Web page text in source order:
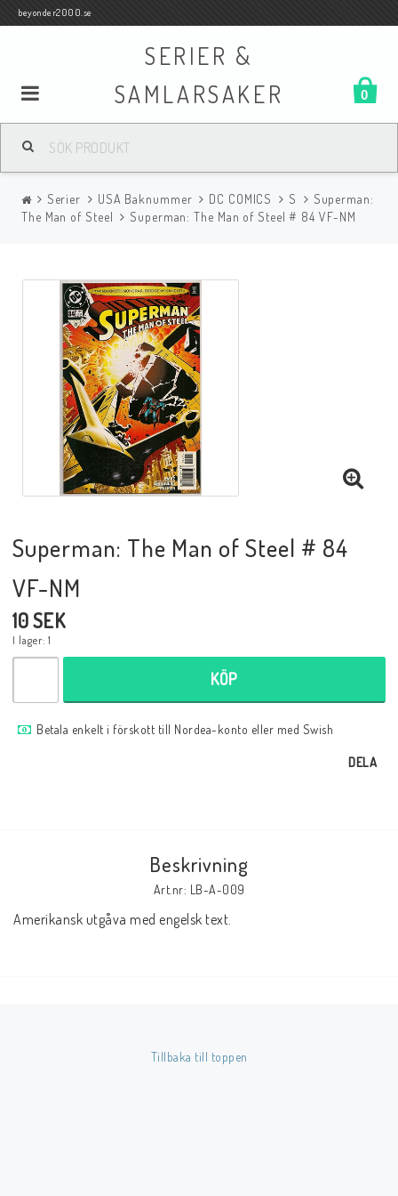
beyonder2000.se
SERIER &
SAMLARSAKER
0
Samlar- och Spelkort
Serier
Böcker
Mynt och Sedlar
Samlartillbehör
Serier Sverige
Inkl. Moms
Serier USA Baknummer DC COMICS S
Superman:
The Man of Steel
Superman: The Man of Steel # 84 VF-NM
Superman: The Man of Steel # 84
VF-NM
10 SEK
I lager: 1
KÖP
Betala enkelt i förskott till Nordea-konto eller med Swish
DELA
Beskrivning
Art.nr: LB-A-009
Amerikansk utgåva med engelsk text.
Tillbaka till toppen